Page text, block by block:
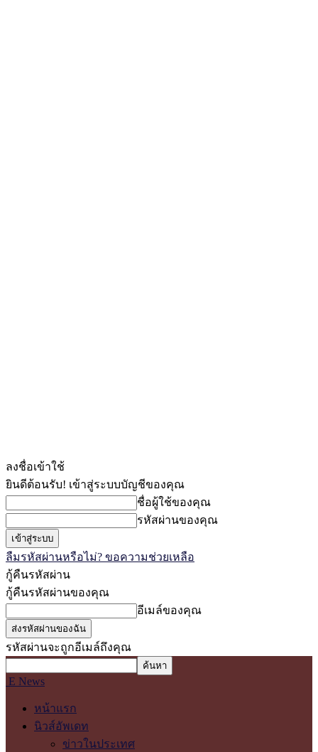
ลงชื่อเข้าใช้
ยินดีต้อนรับ! เข้าสู่ระบบบัญชีของคุณ
ชื่อผู้ใช้ของคุณ
รหัสผ่านของคุณ
ลืมรหัสผ่านหรือไม่? ขอความช่วยเหลือ
กู้คืนรหัสผ่าน
กู้คืนรหัสผ่านของคุณ
อีเมล์ของคุณ
รหัสผ่านจะถูกอีเมล์ถึงคุณ
E News
หน้าแรก
นิวส์อัพเดท
ข่าวในประเทศ